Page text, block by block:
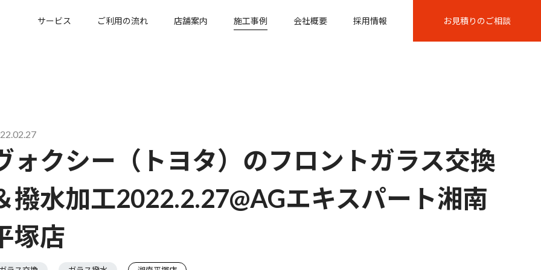
サービス ご利用の流れ 店舗案内 施工事例 会社概要 採用情報 お見積りのご相談
ォクシー（トヨタ）のフロントガラス交換
撥水加工2022.2.27@AGエキスパート湘南
塚店